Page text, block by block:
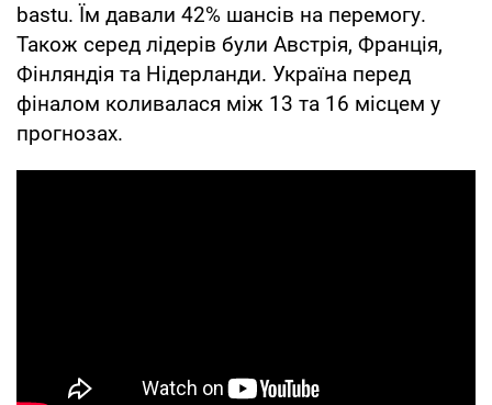
bastu. Їм давали 42% шансів на перемогу.
Також серед лідерів були Австрія, Франція,
Фінляндія та Нідерланди. Україна перед
фіналом коливалася між 13 та 16 місцем у
прогнозах.